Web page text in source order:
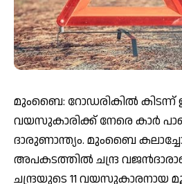
മുംബൈ: റോഡരികിൽ കിടന്ന്
വയസുകാരിക്ക് നേരെ കാര്‍
ദാരുണാന്ത്യം. മുംബൈ
അപകടത്തില്‍ ചന്ദ്ര
ചന്ദ്രയുടെ 11